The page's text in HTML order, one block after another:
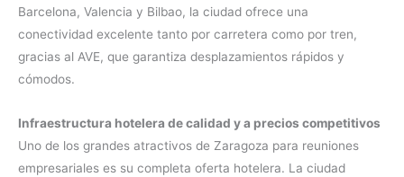
Barcelona, Valencia y Bilbao, la ciudad ofrece una
conectividad excelente tanto por carretera como por tren,
gracias al AVE, que garantiza desplazamientos rápidos y
cómodos.
Infraestructura hotelera de calidad y a precios competitivos
Uno de los grandes atractivos de Zaragoza para reuniones
empresariales es su completa oferta hotelera. La ciudad